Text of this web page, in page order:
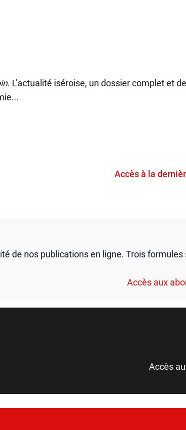
. L’actualité iséroise, un dossier complet et
Accès à la
de nos publications en ligne. Trois formules
Accès aux
Accès